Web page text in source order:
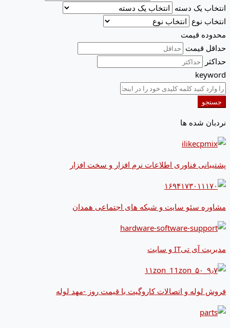
انتخاب یک دسته
انتخاب نوع
محدوده قیمت
حداقل قیمت
حداکثر
keyword
جستجو
نردبان شده ها
پشتیبانی فناوری اطلاعات نرم افزار و سخت افزار
مشاوره سئو سایت و شبکه های اجتماعی همدان
مدیریت آی تیIT و سایت
فروش لوله و اتصالات کاروگیت با قیمت روز -مهد لوله